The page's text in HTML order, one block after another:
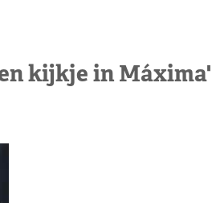
kijkje in